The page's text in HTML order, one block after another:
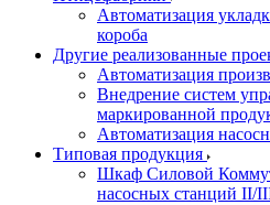
Автоматизация
короба
Другие реализованные
Автоматизация
Внедрение систем
маркированной
Автоматизация
Типовая продукция
Шкаф Силовой
насосных станций